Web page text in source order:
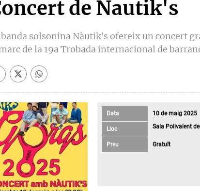
de Nautik's
banda solsonina Nàutik's ofereix un concert
de la 19a Trobada internacional de
Data 10 de maig
Lloc Sala Polivalent
Preu Gratuït